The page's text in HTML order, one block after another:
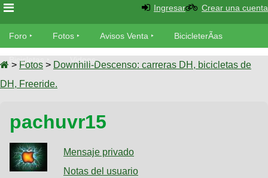
Foro
Foro
TÃ©cnica
Fotos
tu foto
Galeria
XC
SUBÃ
tu
BicicleterÃ­
as
Ingresar Crear una cuenta
Foro Fotos Avisos Venta BicicleterÃ­as
Bicicletas Videos
> Fotos > Downhill-Descenso: carreras DH, bicicletas de
DH, Freeride.
pachuvr15
Mensaje privado
Notas del usuario